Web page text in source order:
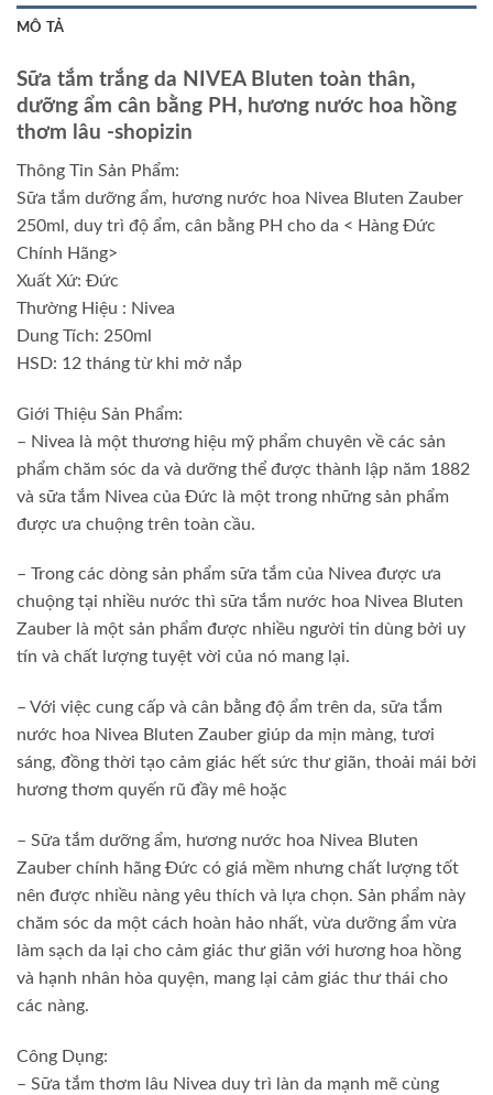
MÔ TẢ
Sữa tắm trắng da NIVEA Bluten toàn thân,
dưỡng ẩm cân bằng PH, hương nước hoa hồng
thơm lâu -shopizin
Thông Tin Sản Phẩm:
Sữa tắm dưỡng ẩm, hương nước hoa Nivea Bluten Zauber
250ml, duy trì độ ẩm, cân bằng PH cho da < Hàng Đức
Chính Hãng>
Xuất Xứ: Đức
Thường Hiệu : Nivea
Dung Tích: 250ml
HSD: 12 tháng từ khi mở nắp
Giới Thiệu Sản Phẩm:
– Nivea là một thương hiệu mỹ phẩm chuyên về các sản
phẩm chăm sóc da và dưỡng thể được thành lập năm 1882
và sữa tắm Nivea của Đức là một trong những sản phẩm
được ưa chuộng trên toàn cầu.
– Trong các dòng sản phẩm sữa tắm của Nivea được ưa
chuộng tại nhiều nước thì sữa tắm nước hoa Nivea Bluten
Zauber là một sản phẩm được nhiều người tin dùng bởi uy
tín và chất lượng tuyệt vời của nó mang lại.
– Với việc cung cấp và cân bằng độ ẩm trên da, sữa tắm
nước hoa Nivea Bluten Zauber giúp da mịn màng, tươi
sáng, đồng thời tạo cảm giác hết sức thư giãn, thoải mái bởi
hương thơm quyến rũ đầy mê hoặc
– Sữa tắm dưỡng ẩm, hương nước hoa Nivea Bluten
Zauber chính hãng Đức có giá mềm nhưng chất lượng tốt
nên được nhiều nàng yêu thích và lựa chọn. Sản phẩm này
chăm sóc da một cách hoàn hảo nhất, vừa dưỡng ẩm vừa
làm sạch da lại cho cảm giác thư giãn với hương hoa hồng
và hạnh nhân hòa quyện, mang lại cảm giác thư thái cho
các nàng.
Công Dụng:
– Sữa tắm thơm lâu Nivea duy trì làn da mạnh mẽ cùng